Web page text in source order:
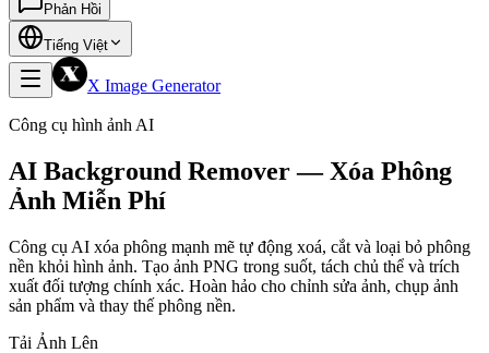
Phản Hồi
Tiếng Việt
X Image Generator
Công cụ hình ảnh AI
AI Background Remover — Xóa Phông
Ảnh Miễn Phí
Công cụ AI xóa phông mạnh mẽ tự động xoá, cắt và loại bỏ phông
nền khỏi hình ảnh. Tạo ảnh PNG trong suốt, tách chủ thể và trích
xuất đối tượng chính xác. Hoàn hảo cho chỉnh sửa ảnh, chụp ảnh
sản phẩm và thay thế phông nền.
Tải Ảnh Lên